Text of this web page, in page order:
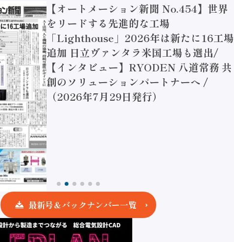
【オートメーション新聞 No.454】世界
をリードする先進的な工場
「Lighthouse」2026年は新たに16工場
追加 日立ヴァンタラ米国工場も選出/
【インタビュー】RYODEN 八道常務 共
創のソリューションパートナーへ /
（2026年7月29日発行）
最新号＆バックナンバー一覧